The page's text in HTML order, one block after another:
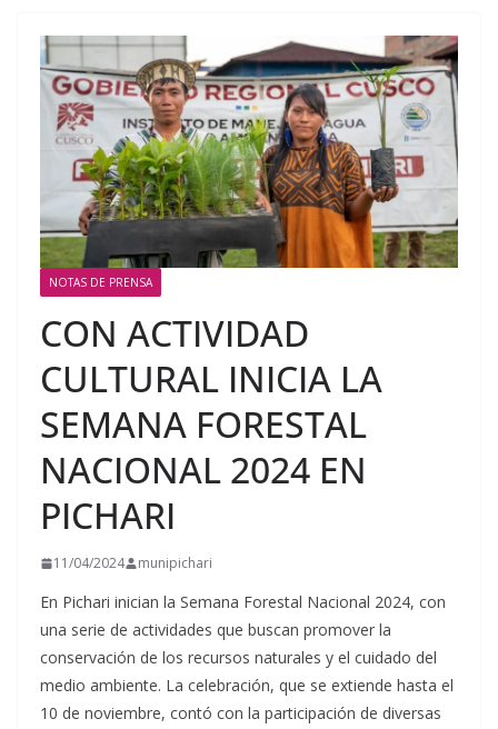
NOTAS DE PRENSA
CON ACTIVIDAD
CULTURAL INICIA LA
SEMANA FORESTAL
NACIONAL 2024 EN
PICHARI
11/04/2024 munipichari
En Pichari inician la Semana Forestal Nacional 2024, con
una serie de actividades que buscan promover la
conservación de los recursos naturales y el cuidado del
medio ambiente. La celebración, que se extiende hasta el
10 de noviembre, contó con la participación de diversas